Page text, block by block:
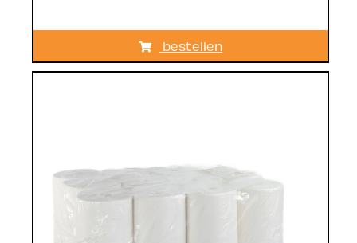
bestellen